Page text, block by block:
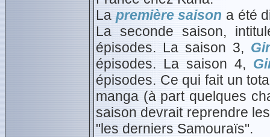
La première saison a été
La seconde saison,
épisodes. La saison 3,
épisodes. La saison 4,
épisodes. Ce qui fait un
manga (à part quelques
saison devrait reprendre
"les derniers Samouraïs".